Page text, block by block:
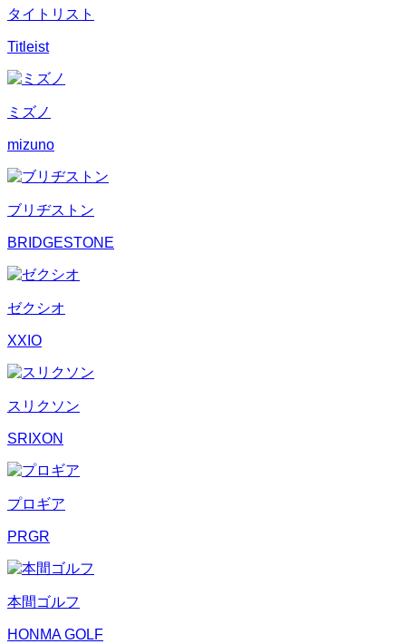
タイトリスト
Titleist
ミズノ
mizuno
ブリヂストン
BRIDGESTONE
ゼクシオ
XXIO
スリクソン
SRIXON
プロギア
PRGR
本間ゴルフ
HONMA GOLF